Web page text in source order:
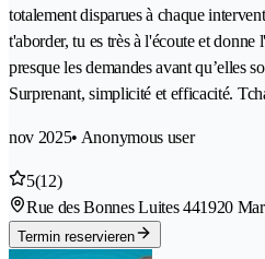
totalement disparues à chaque
t'aborder, tu es très à l'écoute et
presque les demandes avant qu’elles
Surprenant, simplicité et efficacité.
nov 2025• Anonymous user
5(12)
Rue des Bonnes Luites 441920
Termin reservieren